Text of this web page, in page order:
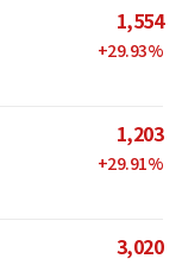
1,554
+29.93%
1,203
+29.91%
3,020